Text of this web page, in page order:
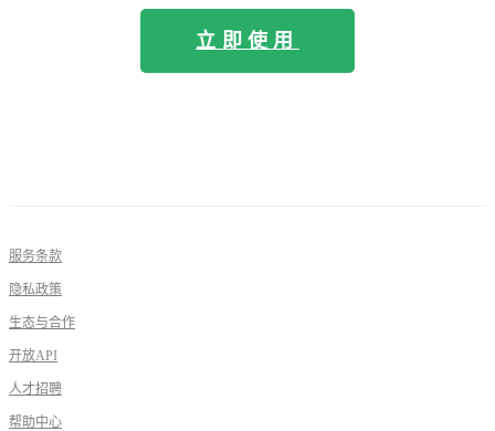
立即使用
服务条款
隐私政策
生态与合作
开放API
人才招聘
帮助中心